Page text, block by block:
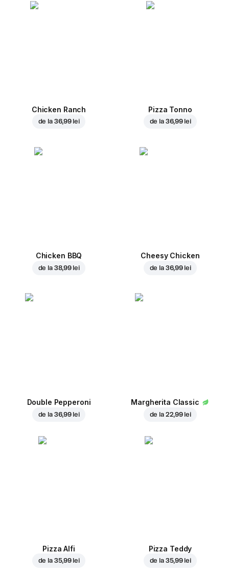
Chicken Ranch
de la 36,99 lei
Pizza Tonno
de la 36,99 lei
Chicken BBQ
de la 38,99 lei
Cheesy Chicken
de la 36,99 lei
Double Pepperoni
de la 36,99 lei
Margherita Classic
de la 22,99 lei
Pizza Alfi
de la 35,99 lei
Pizza Teddy
de la 35,99 lei